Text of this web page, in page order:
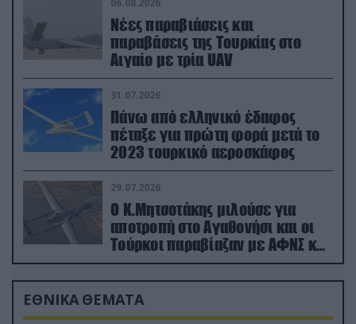
Νέες παραβιάσεις και
παραβάσεις της Τουρκίας στο
Αιγαίο με τρία UAV
31.07.2026
Πάνω από ελληνικό έδαφος
πέταξε για πρώτη φορά μετά το
2023 τουρκικό αεροσκάφος
29.07.2026
Ο Κ.Μητσοτάκης μιλούσε για
αποτροπή στο Αγαθονήσι και οι
Τούρκοι παραβίαζαν με ΑΦΝΣ και
drone
ΕΘΝΙΚΑ ΘΕΜΑΤΑ